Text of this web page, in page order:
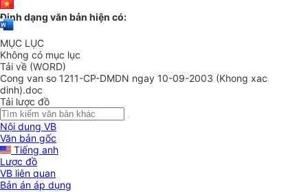
Định dạng văn bản hiện có:
MỤC LỤC
Không có mục lục
Tải về (WORD)
Cong van so 1211-CP-DMDN ngay 10-09-2003 (Khong xac
dinh).doc
Tải lược đồ
Nội dung VB
Văn bản gốc
Tiếng anh
Lược đồ
VB liên quan
Bản án áp dụng